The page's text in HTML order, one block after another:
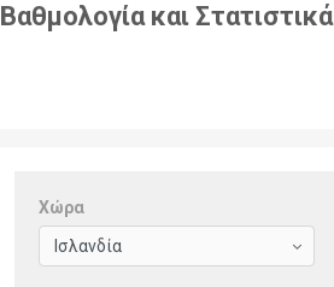
Βαθμολογία και Στατιστικά
Χώρα